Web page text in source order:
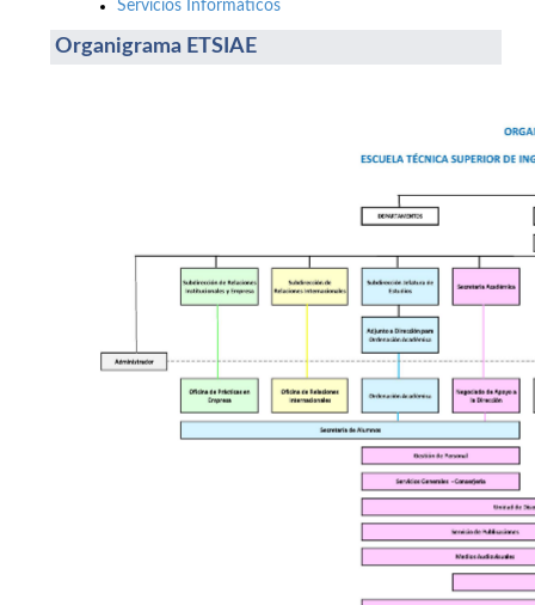
Servicios Informáticos
Organigrama ETSIAE